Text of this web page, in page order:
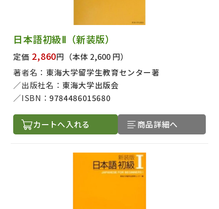
日本語初級Ⅱ（新装版）
定価 2,860円 （本体 2,600 円）
著者名： 東海大学留学生教育センター著
出版社名： 東海大学出版会
ISBN：9784486015680
カートへ入れる 商品詳細へ